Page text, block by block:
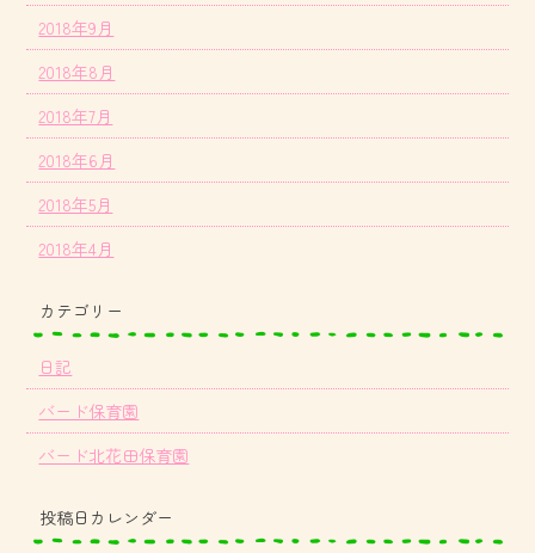
2018年9月
2018年8月
2018年7月
2018年6月
2018年5月
2018年4月
カテゴリー
日記
バード保育園
バード北花田保育園
投稿日カレンダー